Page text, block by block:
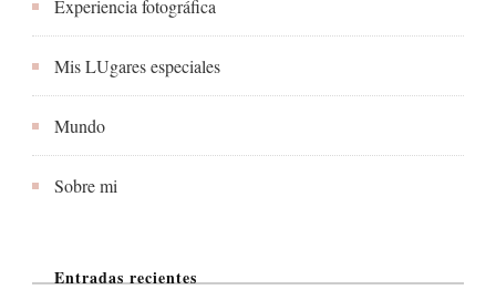
Experiencia fotográfica
Mis LUgares especiales
Mundo
Sobre mi
Entradas recientes